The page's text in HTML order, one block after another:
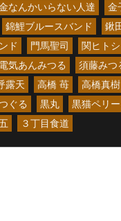
なんかいらない人達
金
錦鯉ブルースバンド
鍬
ド 門馬聖司 関ヒトシ
電気あんみつる 須藤みつ
露天 高橋 苺 高橋真樹
ぐる 黒丸
黒猫ペリ
３丁目食道